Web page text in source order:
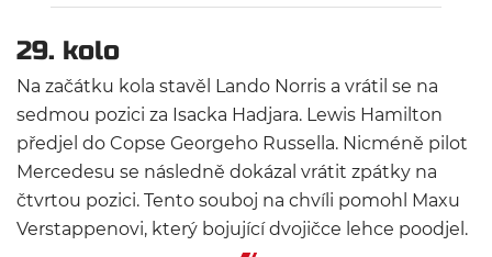
29. kolo
Na začátku kola stavěl Lando Norris a vrátil se na
sedmou pozici za Isacka Hadjara. Lewis Hamilton
předjel do Copse Georgeho Russella. Nicméně pilot
Mercedesu se následně dokázal vrátit zpátky na
čtvrtou pozici. Tento souboj na chvíli pomohl Maxu
Verstappenovi, který bojující dvojičce lehce poodjel.